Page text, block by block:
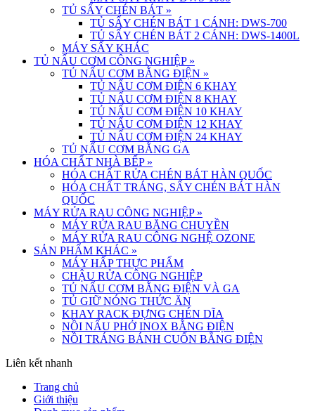
TỦ SẤY CHÉN BÁT »
TỦ SẤY CHÉN BÁT 1 CÁNH: DWS-700
TỦ SẤY CHÉN BÁT 2 CÁNH: DWS-1400L
MÁY SẤY KHÁC
TỦ NẤU CƠM CÔNG NGHIỆP »
TỦ NẤU CƠM BẰNG ĐIỆN »
TỦ NẤU CƠM ĐIỆN 6 KHAY
TỦ NẤU CƠM ĐIỆN 8 KHAY
TỦ NẤU CƠM ĐIỆN 10 KHAY
TỦ NẤU CƠM ĐIỆN 12 KHAY
TỦ NẤU CƠM ĐIỆN 24 KHAY
TỦ NẤU CƠM BẰNG GA
HÓA CHẤT NHÀ BẾP »
HÓA CHẤT RỬA CHÉN BÁT HÀN QUỐC
HÓA CHẤT TRÁNG, SẤY CHÉN BÁT HÀN
QUỐC
MÁY RỬA RAU CÔNG NGHIỆP »
MÁY RỬA RAU BĂNG CHUYỀN
MÁY RỬA RAU CÔNG NGHỆ OZONE
SẢN PHẨM KHÁC »
MÁY HẤP THỰC PHẨM
CHẬU RỬA CÔNG NGHIỆP
TỦ NẤU CƠM BẰNG ĐIỆN VÀ GA
TỦ GIỮ NÓNG THỨC ĂN
KHAY RACK ĐỰNG CHÉN DĨA
NỒI NẤU PHỞ INOX BẰNG ĐIỆN
NỒI TRÁNG BÁNH CUỐN BẰNG ĐIỆN
Liên kết nhanh
Trang chủ
Giới thiệu